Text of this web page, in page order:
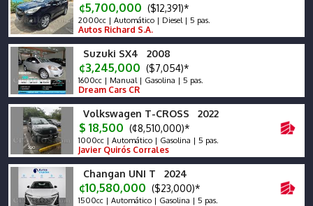
¢5,700,000 ($12,391)*
2000cc | Automático | Diesel | 5 pas.
Autos Richard S.A.
Suzuki SX4 2008
¢3,245,000 ($7,054)*
1600cc | Manual | Gasolina | 5 pas.
Dream Cars CR
Volkswagen T-CROSS 2022
$ 18,500 (¢8,510,000)*
1000cc | Automático | Gasolina | 5 pas.
Javier Quirós Corrales
Changan UNI T 2024
¢10,580,000 ($23,000)*
1500cc | Automático | Gasolina | 5 pas.